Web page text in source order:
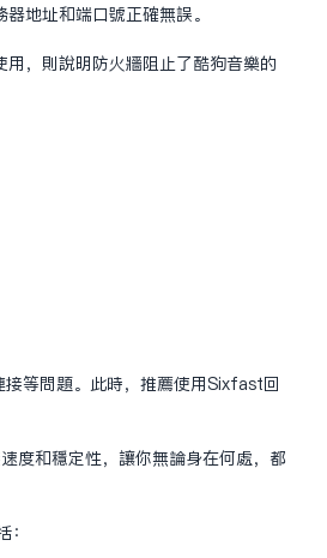
地址和端口号正确无误。
，则说明防火墙阻止了酷狗音乐的
等问题。此时，推荐使用Sixfast回
度和稳定性，让你无论身在何处，都